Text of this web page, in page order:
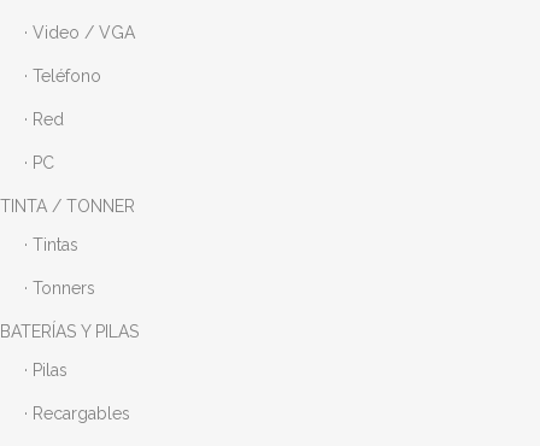
· Video / VGA
· Teléfono
· Red
· PC
TINTA / TONNER
· Tintas
· Tonners
BATERÍAS Y PILAS
· Pilas
· Recargables